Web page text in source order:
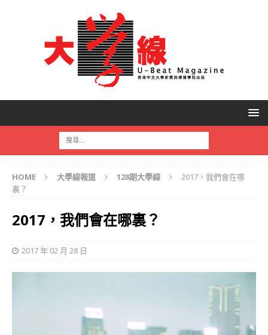
HOME 大學線報道 128期大學線
2017，我們會在哪
裏？
2017，我們會在哪裏？
2017 年 02 月 28 日